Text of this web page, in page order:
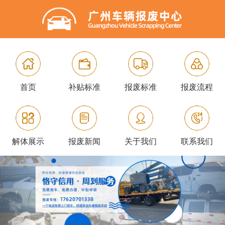
首页 补贴标准 报废标准 报废流程
解体展示 报废新闻 关于我们 联系我们